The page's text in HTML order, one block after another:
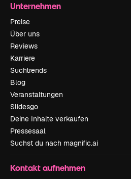
Unternehmen
Preise
Über uns
Reviews
Karriere
Suchtrends
Blog
Veranstaltungen
Slidesgo
Deine Inhalte verkaufen
Pressesaal
Suchst du nach magnific.ai
Kontakt aufnehmen